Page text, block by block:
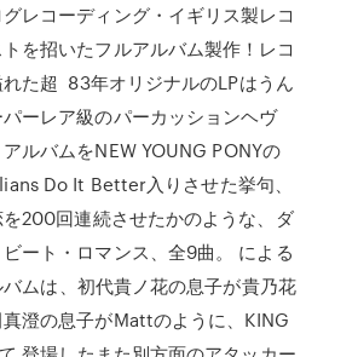
レコーディング・イギリス製レコ
を招いたフルアルバム製作！レコ
た超 83年オリジナルのLPはうん
ーレア級のパーカッションヘヴ
ルバムをNEW YOUNG PONYの
Do It Better入りさせた挙句、
200回連続させたかのような、ダ
ート・ロマンス、全9曲。 による
ムは、初代貴ノ花の息子が貴乃花
澄の息子がMattのように、KING